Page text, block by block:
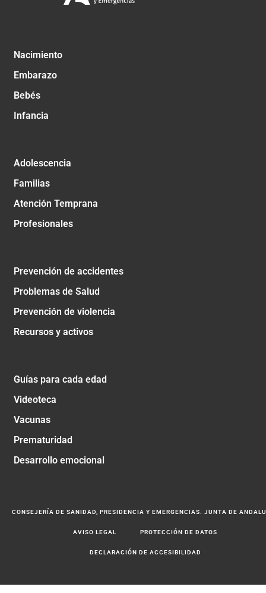
Nacimiento
Embarazo
Bebés
Infancia
Adolescencia
Familias
Atención Temprana
Profesionales
Prevención de accidentes
Problemas de Salud
Prevención de violencia
Recursos y activos
Guías para cada edad
Videoteca
Vacunas
Prematuridad
Desarrollo emocional
CONSEJERÍA DE SANIDAD, PRESIDENCIA Y EMERGENCIAS. JUNTA DE
AVISO LEGAL PROTECCIÓN DE DATOS
DECLARACIÓN DE ACCESIBILIDAD